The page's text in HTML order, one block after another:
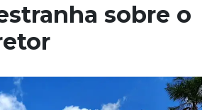
sobre o